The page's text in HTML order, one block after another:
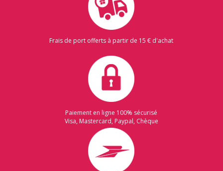
Frais de port offerts à partir de 15 € d'achat
Paiement en ligne 100% sécurisé
Visa, Mastercard, Paypal, Chèque